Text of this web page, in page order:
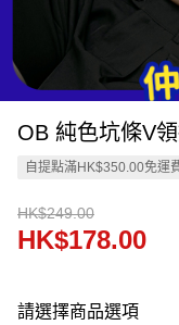
OB 純色坑條V
自提點滿HK$350.00免運
HK$249.00
HK$178.00
請選擇商品選項